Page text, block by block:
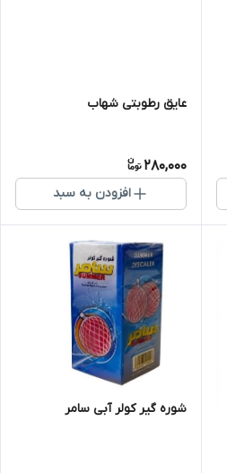
عایق رطوبتی شهاب
280,000
افزودن به سبد
شوره گیر کولر آبی سامر